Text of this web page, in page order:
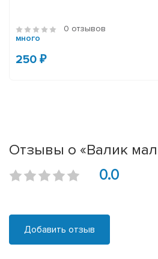
0 отзывов
много
250 ₽
Отзывы о «Валик
0.0
Добавить отзыв